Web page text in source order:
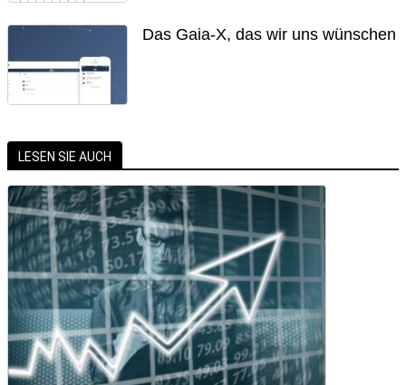
Das Gaia-X, das wir uns wünschen
LESEN SIE AUCH